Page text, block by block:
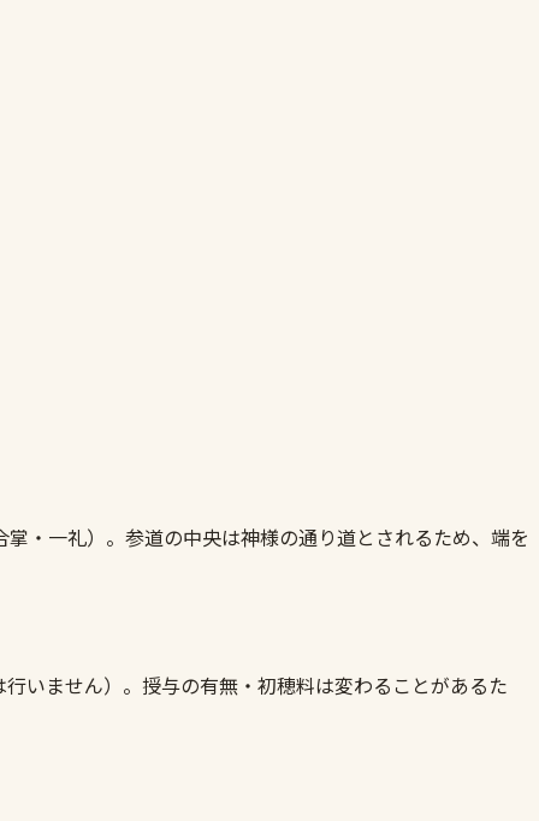
・一礼）。参道の中央は神様の通り道とされるため、端を
いません）。授与の有無・初穂料は変わることがあるた